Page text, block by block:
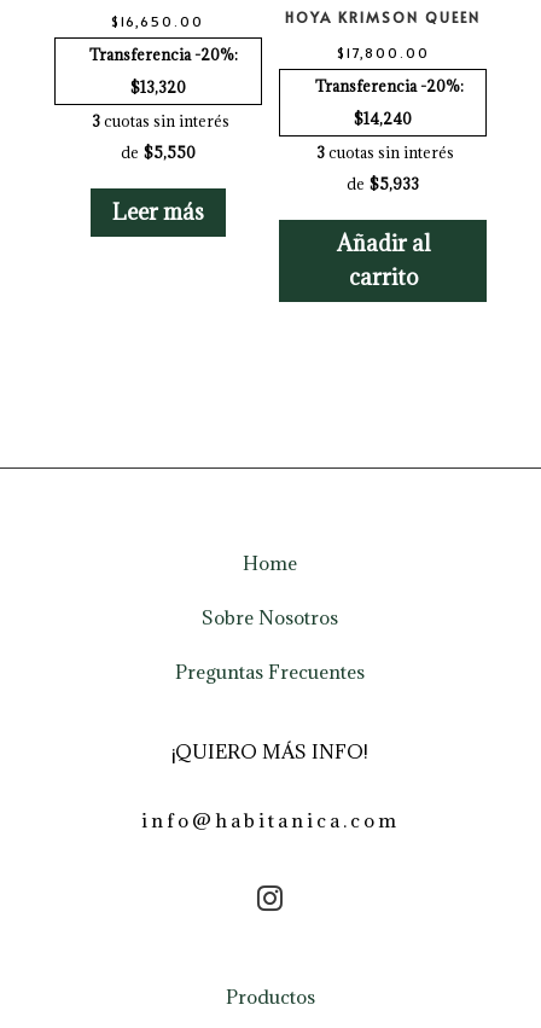
$ 16,650.00
Transferencia -20%:
$13,320
3cuotas sin interés
de $5,550
Leer más
HOYA KRIMSON QUEEN
$ 17,800.00
Transferencia -20%:
$14,240
3cuotas sin interés
de $5,933
Añadir al
carrito
Home
Sobre Nosotros
Preguntas Frecuentes
¡QUIERO MÁS INFO!
info@habitanica.com
Productos